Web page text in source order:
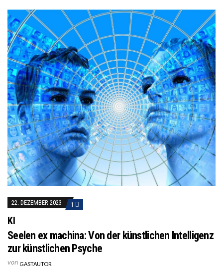
22. DEZEMBER 2023 1
KI
Seelen ex machina: Von der künstlichen Intelligenz
zur künstlichen Psyche
von GASTAUTOR